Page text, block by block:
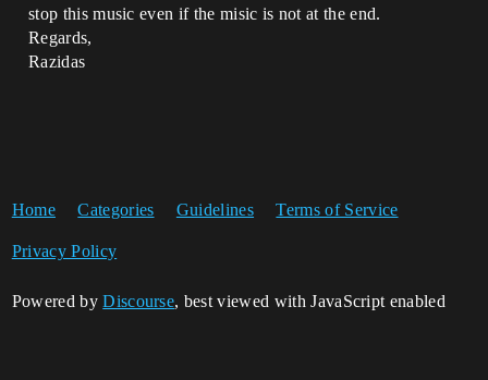
stop this music even if the misic is not at the end.
Regards,
Razidas
Home Categories Guidelines Terms of Service
Privacy Policy
Powered byDiscourse, best viewed with JavaScript enabled